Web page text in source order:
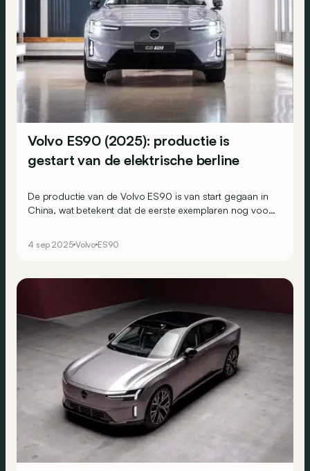
Volvo ES90 (2025): productie is
gestart van de elektrische berline
De productie van de Volvo ES90 is van start gegaan in
China, wat betekent dat de eerste exemplaren nog voor
4 sep 2025 Volvo ES90